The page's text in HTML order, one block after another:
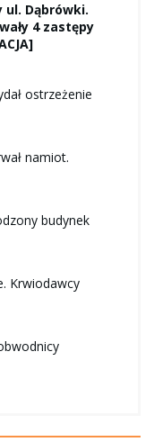
ul. Dąbrówki.
4 zastępy
ostrzeżenie
namiot.
budynek
Krwiodawcy